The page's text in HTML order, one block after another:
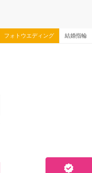
フォトウエディング 結婚指輪